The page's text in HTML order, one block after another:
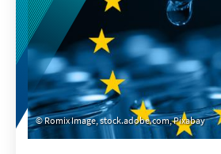
Romix Image, stock.adobe.com, Pixabay